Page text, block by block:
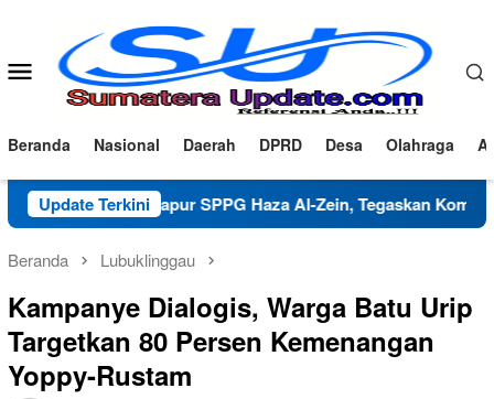
Menu
Mobile
Beranda Nasional Daerah DPRD Desa Olahraga
Update Terkini
Dapur SPPG Haza Al-Zein, Tegaskan Komitmen Jaga Mutu
Beranda Lubuklinggau
Kampanye Dialogis, Warga Batu Urip
Targetkan 80 Persen Kemenangan
Yoppy-Rustam